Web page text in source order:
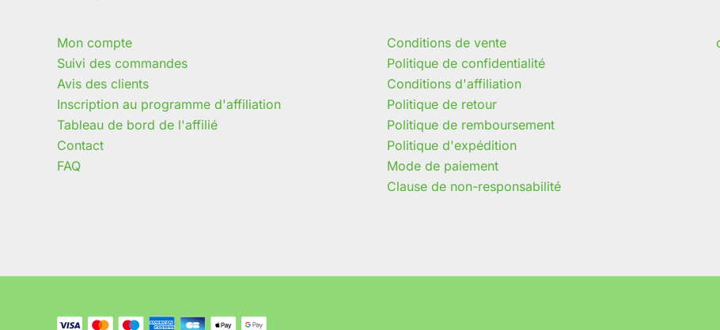
Mon compte
Suivi des commandes
Avis des clients
Inscription au programme d'affiliation
Tableau de bord de l'affilié
Contact
FAQ
Conditions de vente
Politique de confidentialité
Conditions d'affiliation
Politique de retour
Politique de remboursement
Politique d'expédition
Mode de paiement
Clause de non-responsabilité